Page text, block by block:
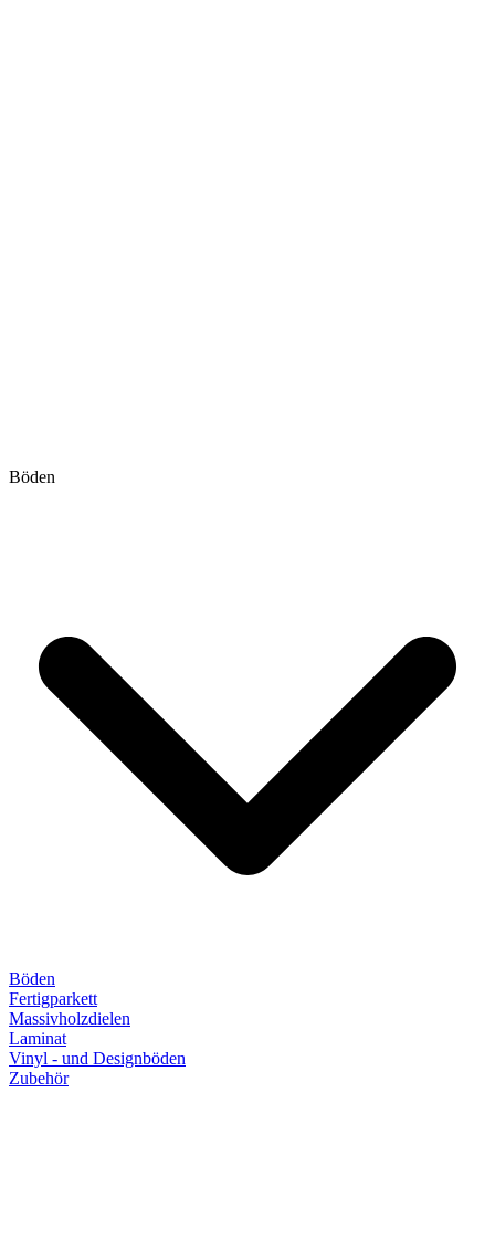
Böden
Böden
Fertigparkett
Massivholzdielen
Laminat
Vinyl - und Designböden
Zubehör